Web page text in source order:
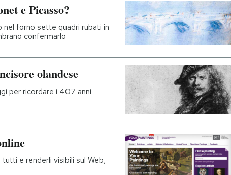
e Picasso?
nel forno sette quadri rubati in
confermarlo
olandese
per ricordare i 407 anni
e renderli visibili sul Web,